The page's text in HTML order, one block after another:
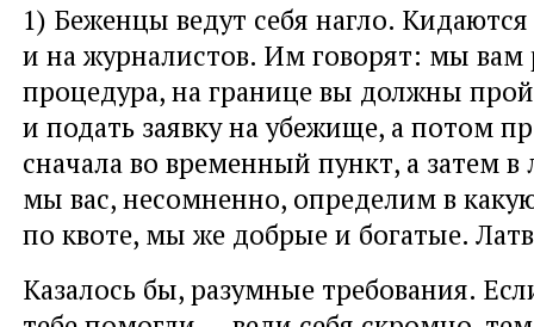
1) Беженцы ведут себя нагло.
и на журналистов. Им говорят: мы вам
процедура, на границе вы должны
и подать заявку на убежище, а потом
сначала во временный пункт, а затем
мы вас, несомненно, определим в
по квоте, мы же добрые и богатые.
Казалось бы, разумные требования.